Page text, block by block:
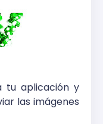
tu aplicación y
las imágenes